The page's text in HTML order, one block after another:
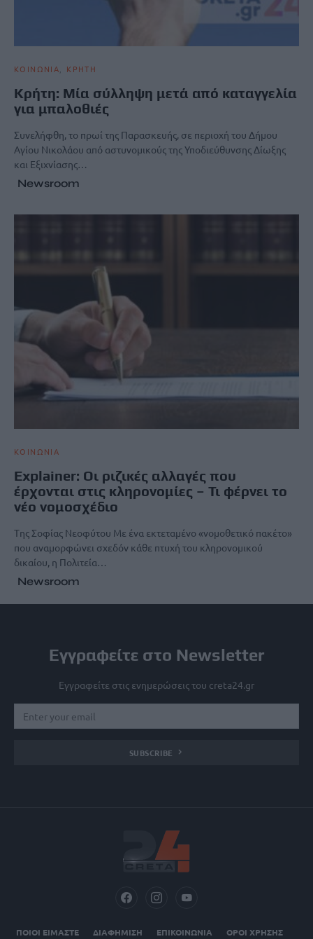
ΚΟΙΝΩΝΙΑ ΚΡΗΤΗ
Κρήτη: Μία σύλληψη μετά από καταγγελία
για μπαλοθιές
Συνελήφθη, το πρωί της Παρασκευής, σε περιοχή του Δήμου
Αγίου Νικολάου από αστυνομικούς της Υποδιεύθυνσης Δίωξης
και Εξιχνίασης…
Newsroom
ΚΟΙΝΩΝΙΑ
Explainer: Οι ριζικές αλλαγές που
έρχονται στις κληρονομίες – Τι φέρνει το
νέο νομοσχέδιο
Tης Σοφίας Νεοφύτου Με ένα εκτεταμένο «νομοθετικό πακέτο»
που αναμορφώνει σχεδόν κάθε πτυχή του κληρονομικού
δικαίου, η Πολιτεία…
Newsroom
Εγγραφείτε στο Newsletter
Εγγραφείτε στις ενημερώσεις του creta24.gr
SUBSCRIBE
ΠΟΙΟΙ ΕΙΜΑΣΤΕ ΔΙΑΦΗΜΙΣΗ ΕΠΙΚΟΙΝΩΝΙΑ ΟΡΟΙ ΧΡΗΣΗΣ